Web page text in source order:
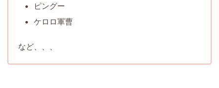
ピングー
ケロロ軍曹
など、、、